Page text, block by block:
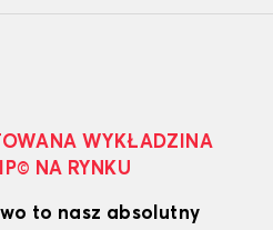
WYKŁADZINA
NA RYNKU
to nasz absolutny